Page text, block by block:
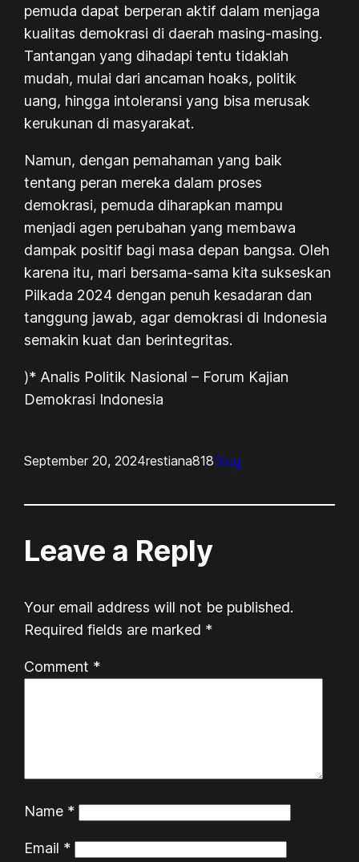
pemuda dapat berperan aktif dalam menjaga
kualitas demokrasi di daerah masing-masing.
Tantangan yang dihadapi tentu tidaklah
mudah, mulai dari ancaman hoaks, politik
uang, hingga intoleransi yang bisa merusak
kerukunan di masyarakat.
Namun, dengan pemahaman yang baik
tentang peran mereka dalam proses
demokrasi, pemuda diharapkan mampu
menjadi agen perubahan yang membawa
dampak positif bagi masa depan bangsa. Oleh
karena itu, mari bersama-sama kita sukseskan
Pilkada 2024 dengan penuh kesadaran dan
tanggung jawab, agar demokrasi di Indonesia
semakin kuat dan berintegritas.
)* Analis Politik Nasional – Forum Kajian
Demokrasi Indonesia
September 20, 2024restiana818Blog
Leave a Reply
Your email address will not be published.
Required fields are marked *
Comment *
Name *
Email *